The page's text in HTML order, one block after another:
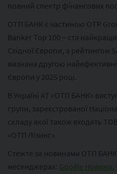
повний спектр фінансових
ОТП БАНК є частиною ОТР
Banker Top 100 – ста
Східної Європи, а рейтингом
визнана другою
Європи у 2025 році.
В Україні АТ «ОТП БАНК»
групи, зареєстрованої
складу якої також входять
«ОТП Лізинг».
Стежте за новинами ОТП БАНК
месенджерах: Google Новини,